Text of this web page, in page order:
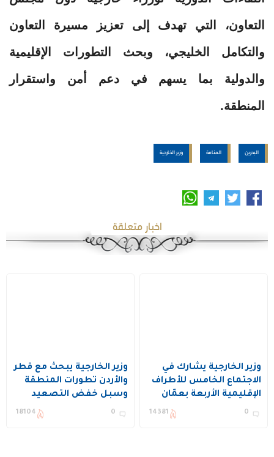
التعاون، التي تهدف إلى تعزيز مسيرة التعاون
والتكامل الخليجي، وبحث التطورات الإقليمية
والدولية بما يسهم في دعم أمن واستقرار
المنطقة.
البحرين المنامة وزير الخارجية
اخبار متعلقة
وزير الخارجية يشارك في
الاجتماع الخامس للأطراف
الإقليمية الأربعة بعمّان
0
14381
وزير الخارجية يبحث مع قطر
والأردن تطورات المنطقة
وسبل خفض التصعيد
0
18104